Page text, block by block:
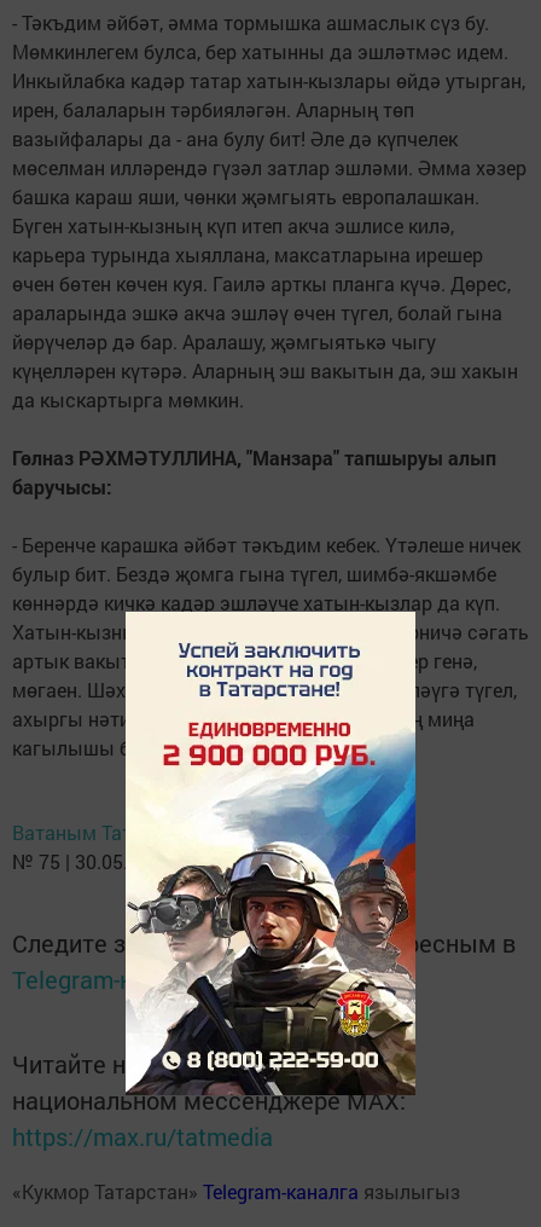
- Тәкъдим әйбәт, әмма тормышка ашмаслык сүз бу.
Мөмкинлегем булса, бер хатынны да эшләтмәс идем.
Инкыйлабка кадәр татар хатын-кызлары өйдә утырган,
ирен, балаларын тәр­бияләгән. Аларның төп
вазыйфалары да - ана булу бит! Әле дә күпчелек
мөселман илләрендә гүзәл затлар эшләми. Әмма хәзер
башка караш яши, чөнки җәмгыять европалашкан.
Бүген хатын-кызның күп итеп акча эшлисе килә,
карьера турында хыяллана, максатларына ирешер
өчен бөтен көчен куя. Гаилә арткы планга күчә. Дөрес,
араларында эшкә акча эшләү өчен түгел, болай гына
йөрүчеләр дә бар. Аралашу, җәмгыятькә чыгу
күңелләрен күтәрә. Аларның эш вакытын да, эш хакын
да кыскартырга мөмкин.
Гөлназ РӘХМӘТУЛЛИНА, "Манзара" тапшыруы алып
баручысы:
- Беренче карашка әйбәт тәкъдим кебек. Үтәлеше ничек
булыр бит. Бездә җомга гына түгел, шимбә-якшәмбе
көннәрдә кичкә кадәр эш­ләү­че хатын-кызлар да күп.
Хатын-кызның гаилә­сенә багышларлык берничә сәгать
артык вакыты барлыкка килсә, ирләр сөенер генә,
мөгаен. Шәхсән минем эшем сәгатьләп эшләүгә түгел,
ахыргы нәтиҗәгә бәйле булгач, бу законның миңа
кагылышы булмас иде.
Ватаным Татарстан
№ 75 | 30.05.2015
Следите за самым важным и интересным в
Telegram-каналеТатмедиа
Читайте новости Татарстана в
национальном мессенджере MАХ:
https://max.ru/tatmedia
«Кукмор Татарстан» Telegram-каналга язылыгыз